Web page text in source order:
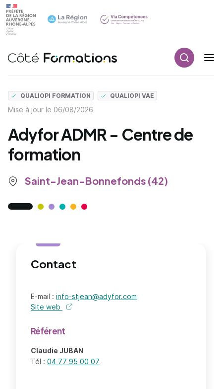
Navigation principale
QUALIOPI FORMATION QUALIOPI VAE
Mise à jour le 06/08/2026
Adyfor ADMR - Centre de
formation
Saint-Jean-Bonnefonds (42)
Contact
E-mail : info-stjean@adyfor.com
Site web
de l'organisme - nouvel onglet
Référent
Claudie JUBAN
Tél : 04 77 95 00 07